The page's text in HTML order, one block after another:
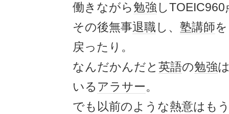
働きながら勉強 し
その後無事退職 し、 塾講師
戻ったり。
なんだかんだと 英語の勉強
いる アラサー。
でも以前のような熱意はも